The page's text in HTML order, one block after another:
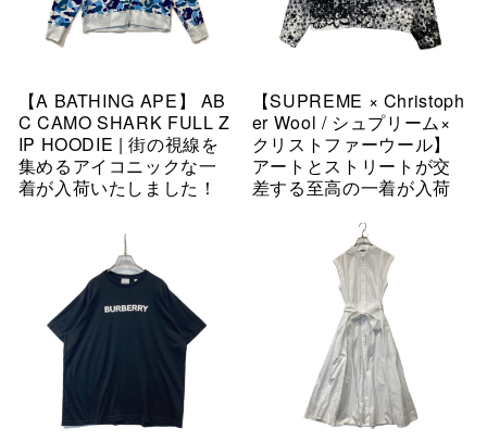
【A BATHING APE】 AB
C CAMO SHARK FULL Z
IP HOODIE | 街の視線を
集めるアイコニックな一
着が入荷いたしました！
【SUPREME × Christoph
er Wool / シュプリーム×
クリストファーウール】
アートとストリートが交
差する至高の一着が入荷